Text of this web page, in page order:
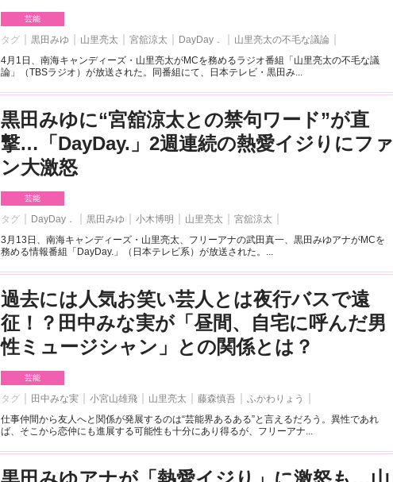
芸能
タグ 黒田みゆ 山里亮太 宮舘涼太 DayDay．
山里亮太の不毛な議論
4月1日、南海キャンディーズ・山里亮太がMCを務めるラジオ番組「山里亮太の不毛な議
論」（TBSラジオ）が放送された。同番組にて、日本テレビ・黒田み...
黒田みゆに“宮舘涼太との禁句ワード”が直
撃…「DayDay.」2週連続の熱愛イジりにファ
ン大激怒
芸能
タグ DayDay． 黒田みゆ 小木博明 山里亮太
宮舘涼太
3月13日、南海キャンディーズ・山里亮太、フリーアナの武田真一、黒田みゆアナがMCを
務める情報番組「DayDay.」（日本テレビ系）が放送された。...
過去には人気お笑い芸人とは夜行バスで遠
征！？田中みな実が「昼間、自宅に呼んだ男
性ミュージシャン」との関係とは？
芸能
タグ 田中みな実 小宮山雄飛 山里亮太 藤森慎吾
ふかわりょう
仕事仲間から友人へと関係が発展するのは“芸能界あるある”と言えるだろう。異性であれ
ば、そこから恋仲にも進展する可能性も十分にあり得るが、フリーアナ...